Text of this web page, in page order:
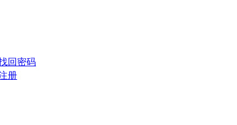
回密码
册